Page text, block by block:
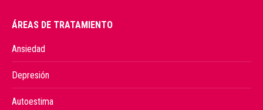
ÁREAS DE TRATAMIENTO
Ansiedad
Depresión
Autoestima